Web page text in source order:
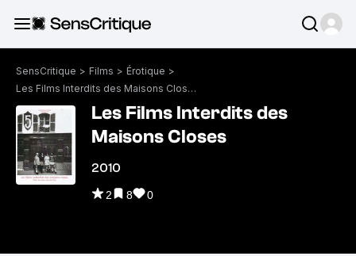
SensCritique > Films > Érotique >
Les Films Interdits des Maisons Closes
Les Films Interdits des
Maisons Closes
2010
2 8 0